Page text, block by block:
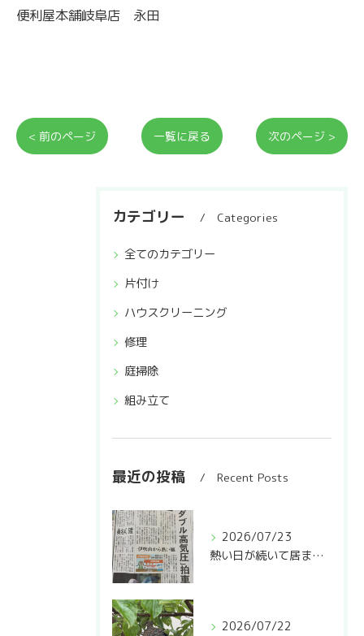
便利屋本舗岐阜店 永田
< 前のページ 一覧に戻る 次のページ >
カテゴリー Categories
全てのカテゴリー
片付け
ハウスクリーニング
修理
庭掃除
組み立て
最近の投稿 Recent Posts
2026/07/23
熱い日が続いて居ますね🥵
2026/07/22